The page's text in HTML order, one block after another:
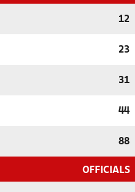
12
23
31
44
88
OFFICIALS